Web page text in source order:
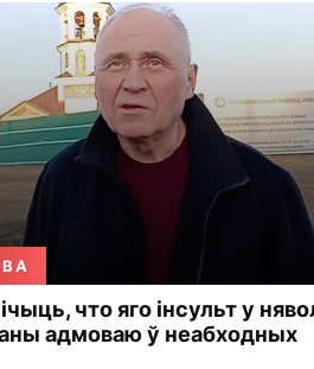
что яго інсульт у
адмоваю ў неабходных